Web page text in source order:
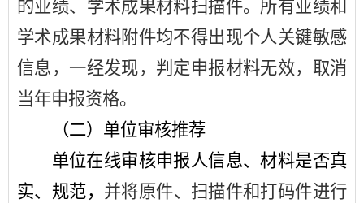
的业绩、学术成果材料扫描件。所有业绩和
学术成果材料附件均不得出现个人关键敏感
信息，一经发现，判定申报材料无效，取消
当年申报资格。
（二）单位审核推荐
单位在线审核申报人信息、材料是否真
实、规范， 并将原件、扫描件和打码件进行